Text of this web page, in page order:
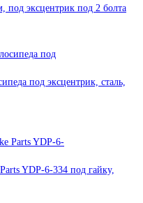
под эксцентрик под 2 болта
под эксцентрик, сталь,
YDP-6-334 под гайку,